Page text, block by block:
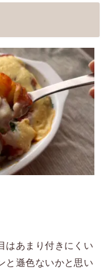
はあまり付きにくい
と遜色ないかと思い